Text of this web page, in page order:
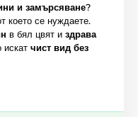
и замърсяване?
което се нуждаете.
в бял цвят и здрава
искат чист вид без